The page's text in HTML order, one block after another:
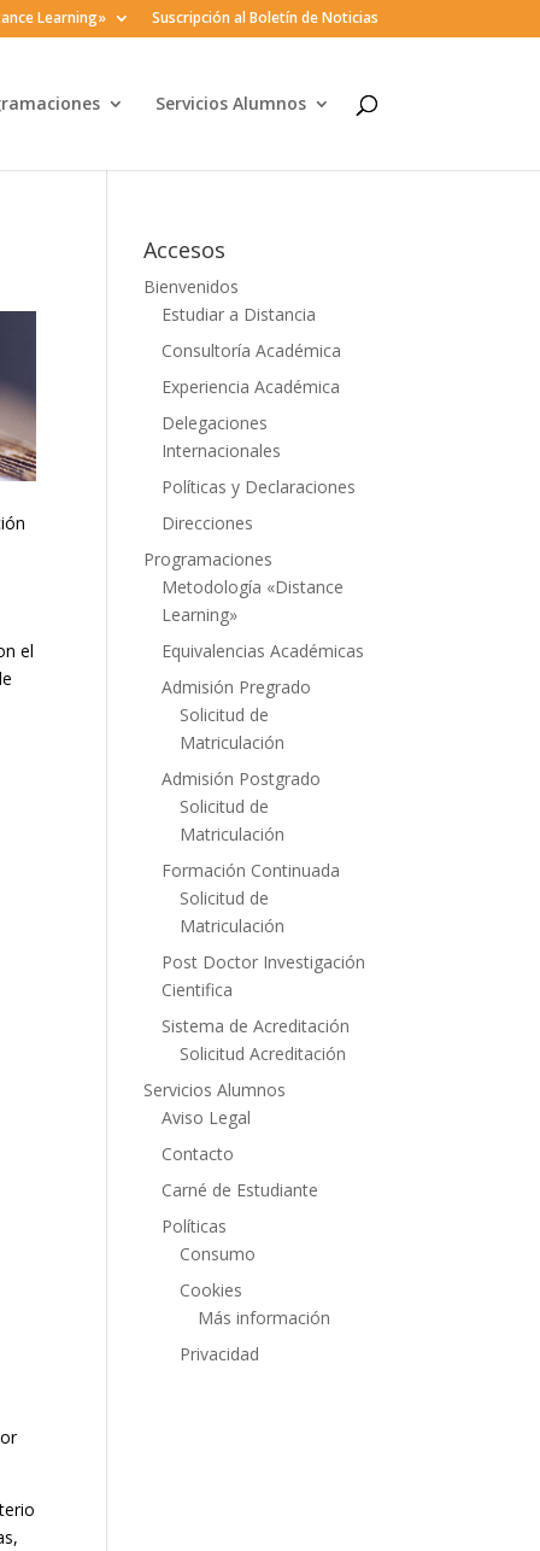
Learning» Suscripción al Boletín de Noticias
Servicios Alumnos
el
Accesos
Bienvenidos
Estudiar a Distancia
Consultoría Académica
Experiencia Académica
Delegaciones
Internacionales
Políticas y Declaraciones
Direcciones
Programaciones
Metodología «Distance
Learning»
Equivalencias Académicas
Admisión Pregrado
Solicitud de
Matriculación
Admisión Postgrado
Solicitud de
Matriculación
Formación Continuada
Solicitud de
Matriculación
Post Doctor Investigación
Cientifica
Sistema de Acreditación
Solicitud Acreditación
Servicios Alumnos
Aviso Legal
Contacto
Carné de Estudiante
Políticas
Consumo
Cookies
Más información
Privacidad